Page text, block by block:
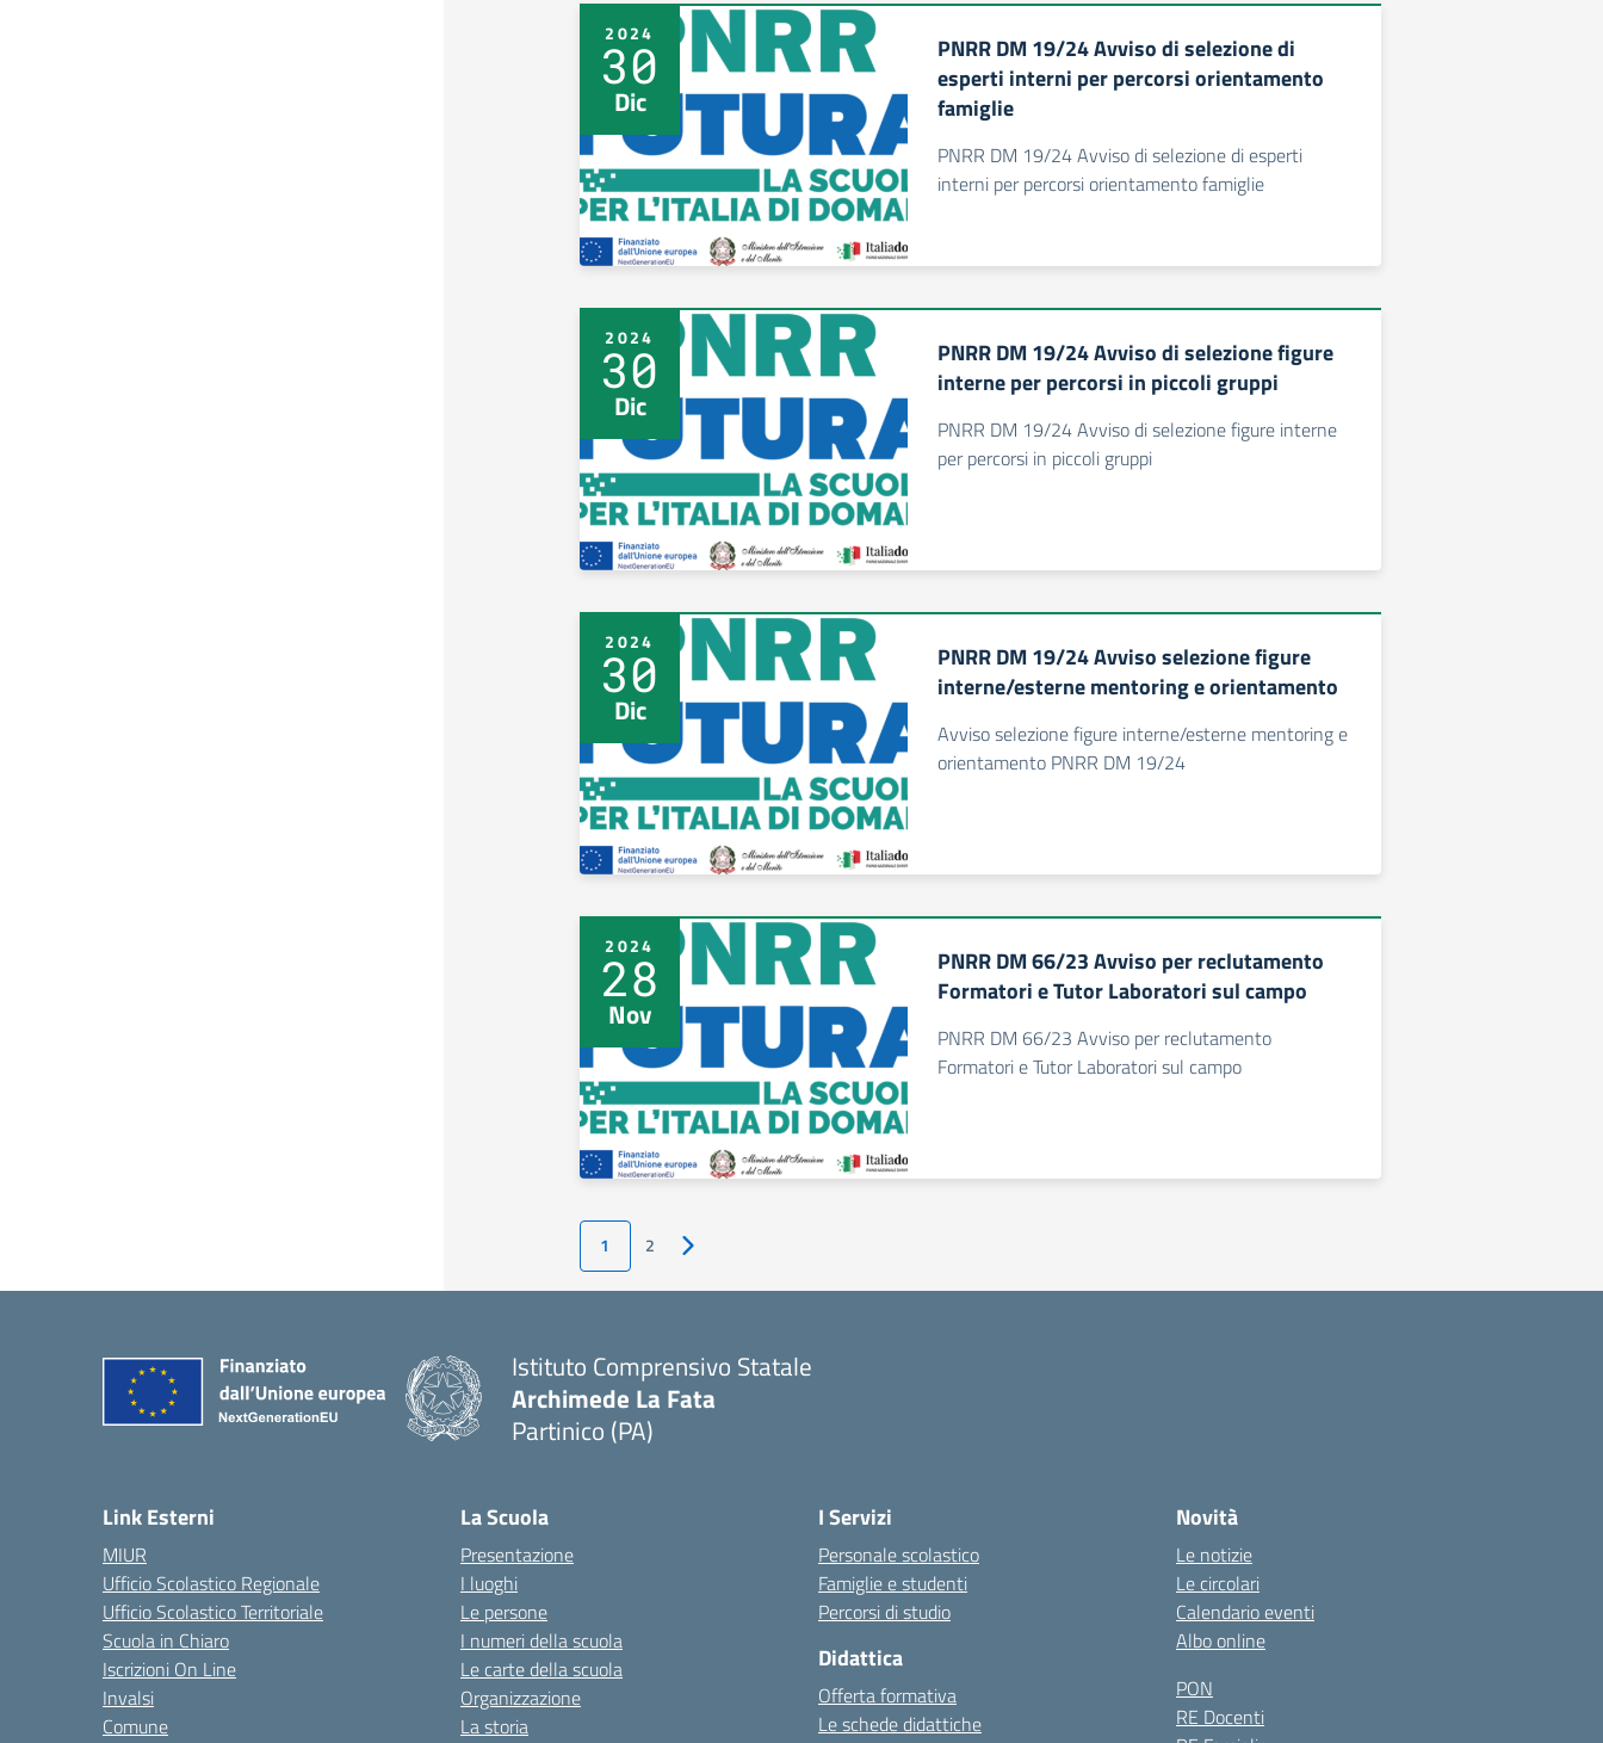
2024
30
Dic
PNRR DM 19/24 Avviso di selezione di
esperti interni per percorsi orientamento
famiglie
PNRR DM 19/24 Avviso di selezione di esperti
interni per percorsi orientamento famiglie
2024
30
Dic
PNRR DM 19/24 Avviso di selezione figure
interne per percorsi in piccoli gruppi
PNRR DM 19/24 Avviso di selezione figure interne
per percorsi in piccoli gruppi
2024
30
Dic
PNRR DM 19/24 Avviso selezione figure
interne/esterne mentoring e orientamento
Avviso selezione figure interne/esterne mentoring e
orientamento PNRR DM 19/24
2024
28
Nov
PNRR DM 66/23 Avviso per reclutamento
Formatori e Tutor Laboratori sul campo
PNRR DM 66/23 Avviso per reclutamento
Formatori e Tutor Laboratori sul campo
1 2 Pagina successiva
Istituto Comprensivo Statale
Archimede La Fata
Partinico (PA)
Link Esterni
MIUR
Ufficio Scolastico Regionale
Ufficio Scolastico Territoriale
Scuola in Chiaro
Iscrizioni On Line
Invalsi
Comune
La Scuola
Presentazione
I luoghi
Le persone
I numeri della scuola
Le carte della scuola
Organizzazione
La storia
I Servizi
Personale scolastico
Famiglie e studenti
Percorsi di studio
Didattica
Offerta formativa
Le schede didattiche
Novità
Le notizie
Le circolari
Calendario eventi
Albo online
PON
RE Docenti